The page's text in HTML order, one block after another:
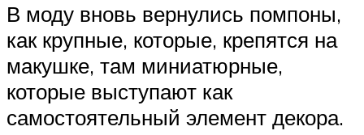
В моду вновь вернулись помпоны,
как крупные, которые, крепятся на
макушке, там миниатюрные,
которые выступают как
самостоятельный элемент декора.